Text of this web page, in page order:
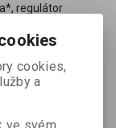
regulátor
do data
cookies,
a